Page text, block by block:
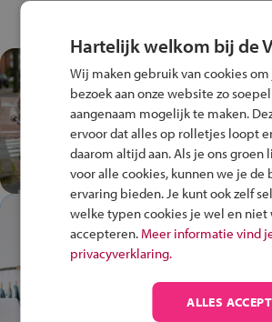
Test je kennis
Fiets Veilig
Verkeersspel!
Speel het Fiets Veilig
en win een Cortina-
In de winkel
plek!
op de winkelvloer,
anders is!
Hartelijk welkom bij de
Wij maken gebruik van cookies
bezoek aan onze website zo
aangenaam mogelijk te maken.
ervoor dat alles op rolletjes loopt
daarom altijd aan. Als je ons groen
voor alle cookies, kunnen we je de
ervaring bieden. Je kunt ook zelf
welke typen cookies je wel en
accepteren. Meer informatie vind
privacyverklaring.
ALLES